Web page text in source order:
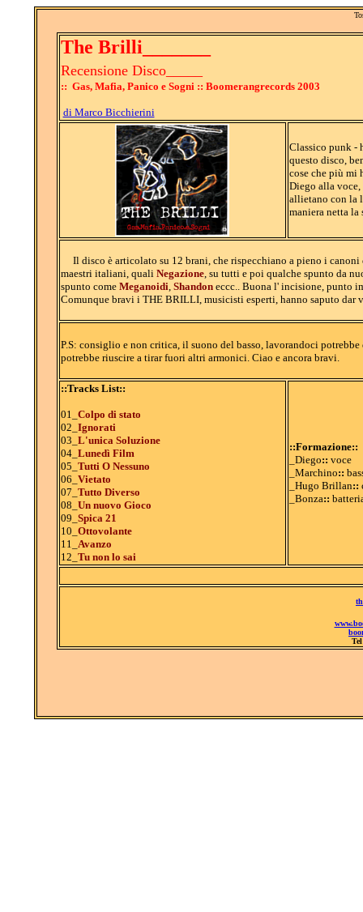
The Brilli_______
Recensione Disco_____
:: Gas, Mafia, Panico e Sogni :: Boomerangrecords 2003
di Marco Bicchierini
Classico punk -
questo disco,
cose che più mi
Diego alla
allietano con la
maniera netta la
Il disco è articolato su 12 brani, che rispecchiano a pieno i
maestri italiani, quali Negazione, su tutti e poi qualche spunto da
spunto come Meganoidi, Shandoneccc.. Buona l' incisione, punto
Comunque bravi i THE BRILLI, musicisti esperti, hanno saputo dar
P.S: consiglio e non critica, il suono del basso, lavorandoci
potrebbe riuscire a tirar fuori altri armonici. Ciao e ancora bravi.
::Tracks List::
01_ Colpo di stato
02_ Ignorati
03_ L'unica Soluzione
04_ Lunedì Film
05_ Tutti O Nessuno
06_ Vietato
07_ Tutto Diverso
08_ Un nuovo Gioco
09_ Spica 21
10_ Ottovolante
11_ Avanzo
12_ Tu non lo sai
::Formazione::
_Diego:: voce
_Marchino::
_Hugo Brillan::
_Bonza::